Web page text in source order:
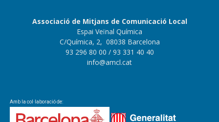
Associació de Mitjans de Comunicació Local
Espai Veïnal Química
C/Química, 2, 08038 Barcelona
93 296 80 00 / 93 331 40 40
info@amcl.cat
Amb la col·laboració de: